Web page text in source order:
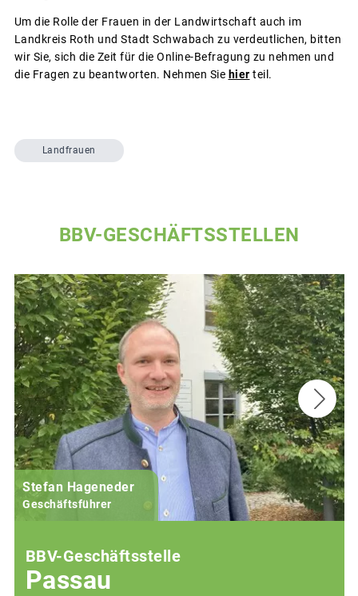
Um die Rolle der Frauen in der Landwirtschaft auch im
Landkreis Roth und Stadt Schwabach zu verdeutlichen, bitten
wir Sie, sich die Zeit für die Online-Befragung zu nehmen und
die Fragen zu beantworten. Nehmen Sie hier teil.
Landfrauen
BBV-GESCHÄFTSSTELLEN
Stefan Hageneder
Geschäftsführer
BBV-Geschäftsstelle
Passau